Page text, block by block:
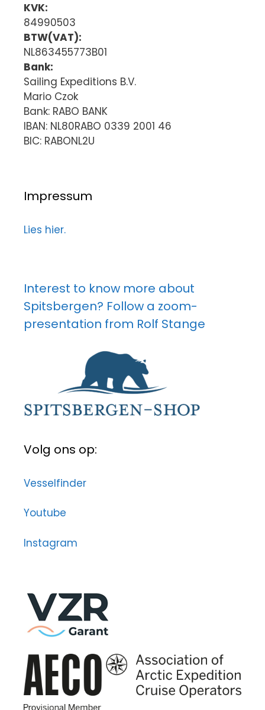
KVK:
84990503
BTW(VAT):
NL863455773B01
Bank:
Sailing Expeditions B.V.
Mario Czok
Bank: RABO BANK
IBAN: NL80RABO 0339 2001 46
BIC: RABONL2U
Impressum
Lies hier.
Interest to know more about
Spitsbergen? Follow a zoom-
presentation from Rolf Stange
Volg ons op:
Vesselfinder
Youtube
Instagram